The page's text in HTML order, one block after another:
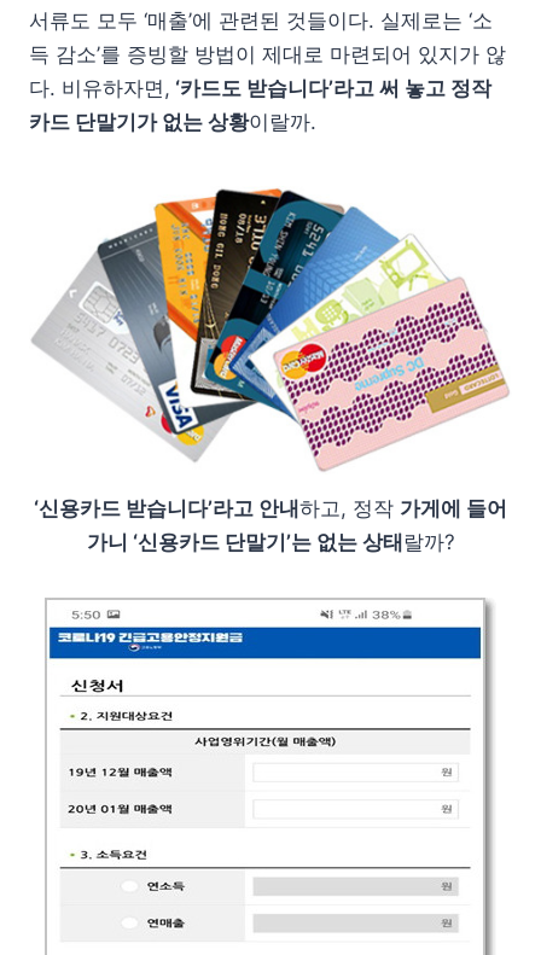
서류도 모두 ‘매출’에 관련된 것들이다. 실제로는 ‘소
득 감소’를 증빙할 방법이 제대로 마련되어 있지가 않
다. 비유하자면, ‘카드도 받습니다’라고 써 놓고 정작
카드 단말기가 없는 상황이랄까.
‘신용카드 받습니다’라고 안내하고, 정작 가게에 들어
가니 ‘신용카드 단말기’는 없는 상태랄까?